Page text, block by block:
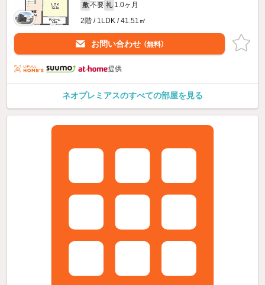
敷 不要 礼 1.0ヶ月
2階 / 1LDK / 41.51㎡
お問い合わせ （無料）
提供
ネオプレミアスのすべての部屋を見る